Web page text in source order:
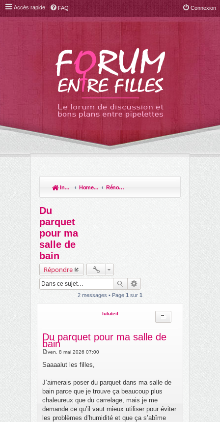
Accès rapide FAQ Connexion
Index du forum Home sweet home Rénovation et travaux
ec
Du
parquet
pour ma
salle de
bain
Répondre
2 messages • Page 1 sur 1
luluteil
Du parquet pour ma salle de
bain
s
g
e
ven. 8 mai 2026 07:00
Saaaalut les filles,
J’aimerais poser du parquet dans ma salle de
bain parce que je trouve ça beaucoup plus
chaleureux que du carrelage, mais je me
demande ce qu’il vaut mieux utiliser pour éviter
les problèmes d’humidité et que ça s’abîme